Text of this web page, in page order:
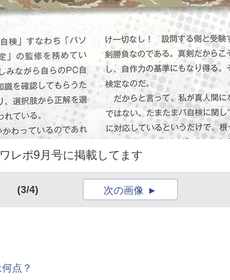
レポ9月号に掲載してます
(3/4) 次の画像
点？